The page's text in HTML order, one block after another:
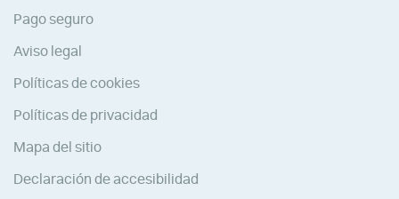
Pago seguro
Aviso legal
Políticas de cookies
Políticas de privacidad
Mapa del sitio
Declaración de accesibilidad